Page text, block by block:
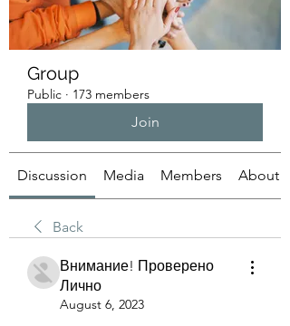
Group
Public · 173 members
Join
Discussion Media Members About
Back
Внимание! Проверено
Лично
August 6, 2023